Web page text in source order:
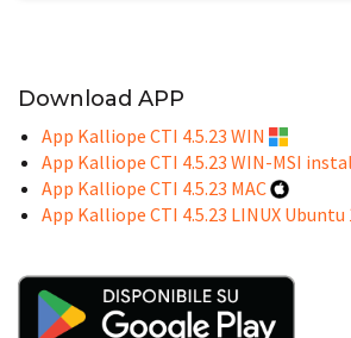
Download APP
App Kalliope CTI 4.5.23 WIN
App Kalliope CTI 4.5.23 WIN-MSI
App Kalliope CTI 4.5.23 MAC
App Kalliope CTI 4.5.23 LINUX Ubuntu